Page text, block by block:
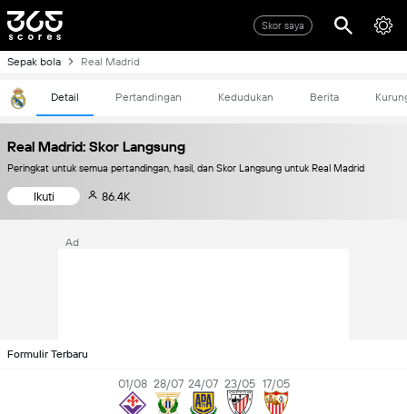
Skor saya
Sepak bola Real Madrid
Detail Pertandingan Kedudukan Berita
Real Madrid: Skor Langsung
Peringkat untuk semua pertandingan, hasil, dan Skor Langsung untuk Real Madrid
Ikuti 86.4K
Ad
Formulir Terbaru
01/08 28/07 24/07 23/05 17/05